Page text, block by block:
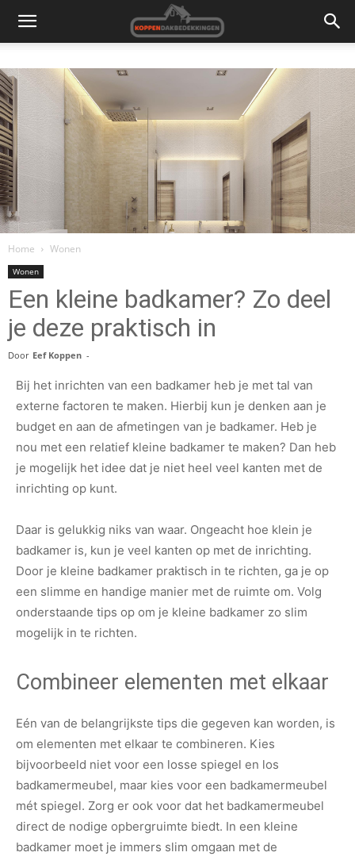
Home Wonen
Wonen
Een kleine badkamer? Zo deel
je deze praktisch in
Door Eef Koppen -
Bij het inrichten van een badkamer heb je met tal van
externe factoren te maken. Hierbij kun je denken aan je
budget en aan de afmetingen van je badkamer. Heb je
nou met een relatief kleine badkamer te maken? Dan heb
je mogelijk het idee dat je niet heel veel kanten met de
inrichting op kunt.
Daar is gelukkig niks van waar. Ongeacht hoe klein je
badkamer is, kun je veel kanten op met de inrichting.
Door je kleine badkamer praktisch in te richten, ga je op
een slimme en handige manier met de ruimte om. Volg
onderstaande tips op om je kleine badkamer zo slim
mogelijk in te richten.
Combineer elementen met elkaar
Eén van de belangrijkste tips die gegeven kan worden, is
om elementen met elkaar te combineren. Kies
bijvoorbeeld niet voor een losse spiegel en los
badkamermeubel, maar kies voor een badkamermeubel
mét spiegel. Zorg er ook voor dat het badkamermeubel
direct de nodige opbergruimte biedt. In een kleine
badkamer moet je immers slim omgaan met de